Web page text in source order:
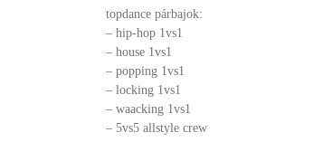
topdance párbajok:
– hip-hop 1vs1
– house 1vs1
– popping 1vs1
– locking 1vs1
– waacking 1vs1
– 5vs5 allstyle crew